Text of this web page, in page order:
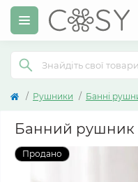
Рушники Банні
Банний рушник
Продано